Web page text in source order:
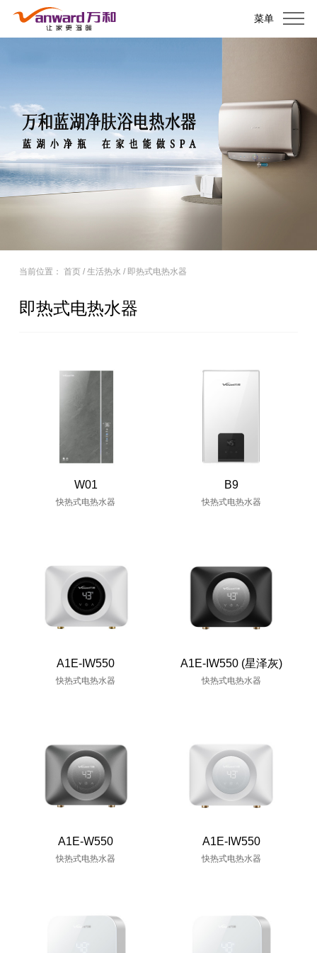
菜单
当前位置： 首页/ 生活热水 / 即热式电热水器
即热式电热水器
W01
快热式电热水器
B9
快热式电热水器
A1E-IW550
快热式电热水器
A1E-IW550 (星泽灰)
快热式电热水器
A1E-W550
快热式电热水器
A1E-IW550
快热式电热水器